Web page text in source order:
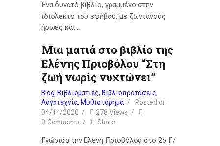
Ένα δυνατό βιβλίο, γραμμένο στην
ιδιόλεκτο του εφήβου, με ζωντανούς
ήρωες και…
Μια ματιά στο βιβλίο της
Ελένης Πριοβόλου “Στη
ζωή νωρίς νυχτώνει”
Blog, Βιβλιοματιές, Βιβλιοπροτάσεις,
Λογοτεχνία, Μυθιστόρημα
Posted on
04/11/2020
278 Views
0 Comments Share
Γνώρισα την Ελένη Πριοβόλου στο 2ο Γ/